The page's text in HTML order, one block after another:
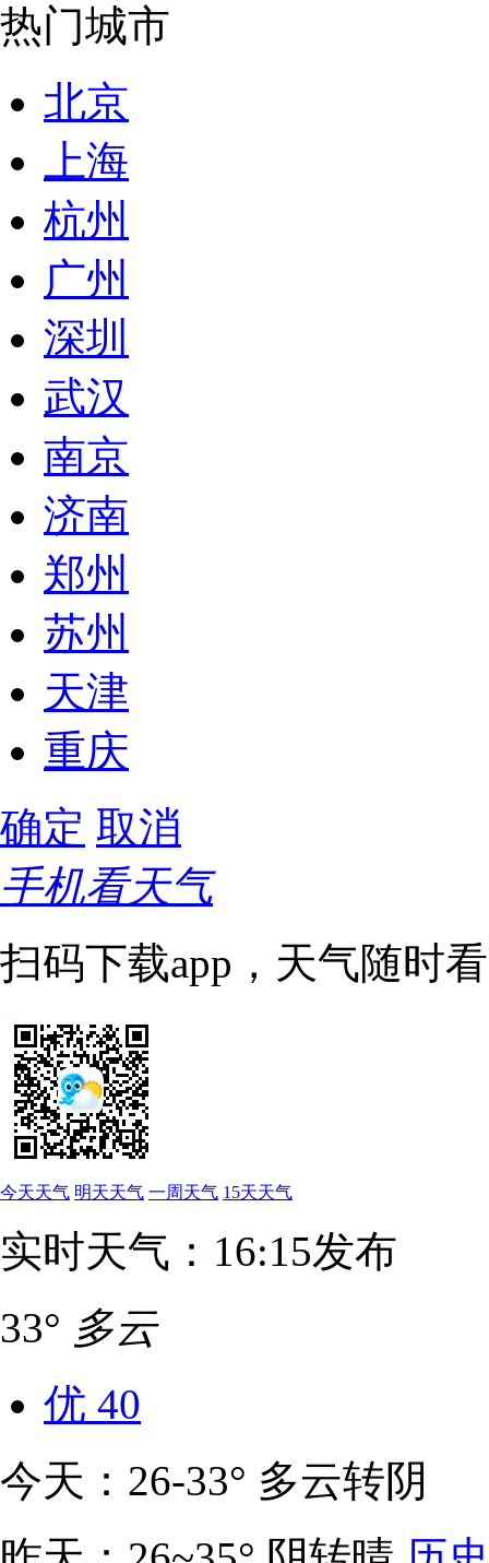
热门城市
北京
上海
杭州
广州
深圳
武汉
南京
济南
郑州
苏州
天津
重庆
确定 取消
手机看天气
扫码下载app，天气随时看
今天天气 明天天气 一周天气 15天天气
实时天气：16:15发布
33° 多云
优 40
今天：26-33° 多云转阴